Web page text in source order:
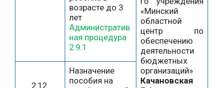
«Минский
областной
центр по
обеспечению
деятельности
бюджетных
организаций»
Качановская
возрасте до 3
лет
Административ
ная процедура
2.9.1
2.12.
Назначение
пособия на